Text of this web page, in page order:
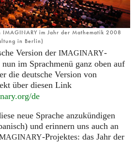
Mehr...
IMAGINARY im Jahr der Mathematik 2008
in Berlin)
Version der IMAGINARY-
im Sprachmenü ganz oben auf
die deutsche Version von
über diesen Link
org/de
neue Sprache anzukündigen
und erinnern uns auch an
-Projektes: das Jahr der